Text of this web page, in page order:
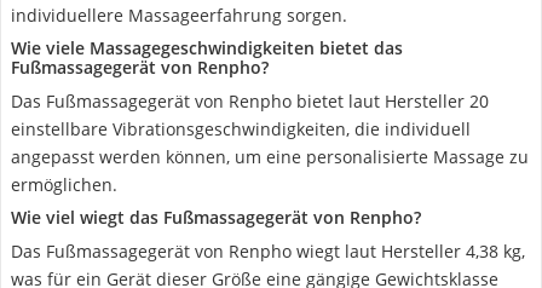
individuellere Massageerfahrung sorgen.
Wie viele Massagegeschwindigkeiten bietet das
Fußmassagegerät von Renpho?
Das Fußmassagegerät von Renpho bietet laut Hersteller 20
einstellbare Vibrationsgeschwindigkeiten, die individuell
angepasst werden können, um eine personalisierte Massage zu
ermöglichen.
Wie viel wiegt das Fußmassagegerät von Renpho?
Das Fußmassagegerät von Renpho wiegt laut Hersteller 4,38 kg,
was für ein Gerät dieser Größe eine gängige Gewichtsklasse